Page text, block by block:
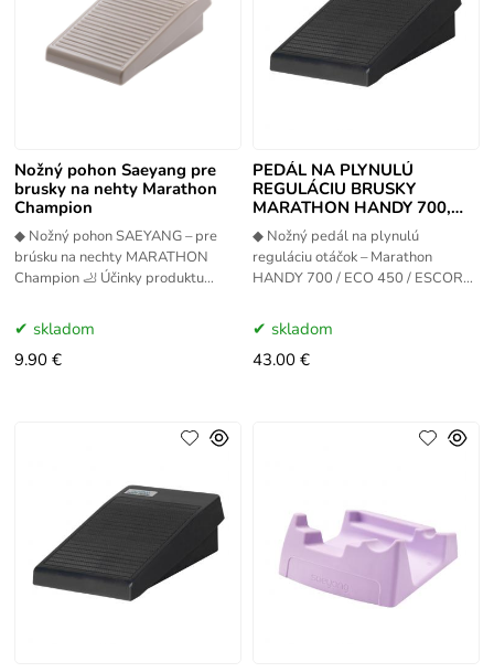
Nožný pohon Saeyang pre
brusky na nehty Marathon
Champion
◆ Nožný pohon SAEYANG – pre
brúsku na nechty MARATHON
Champion 🦶 Účinky produktu
presné ovládanie brúsky Marathon
skladom
9.90 €
PEDÁL NA PLYNULÚ
REGULÁCIU BRUSKY
MARATHON HANDY 700,
ECO 450, ESCORT II PRO
◆ Nožný pedál na plynulú
reguláciu otáčok – Marathon
HANDY 700 / ECO 450 / ESCORT
pedál umožňuje plynulú reguláciu
skladom
43.00 €